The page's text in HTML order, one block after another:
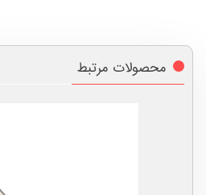
محصولات مرتبط